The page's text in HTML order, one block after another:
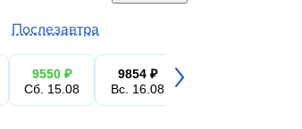
Послезавтра
9550 ₽
Сб. 15.08
9854 ₽
Вс. 16.08